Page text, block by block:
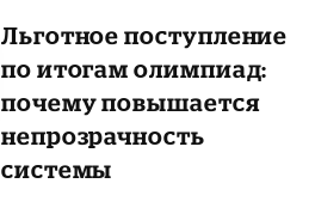
Льготное поступление
по итогам олимпиад:
почему повышается
непрозрачность
системы